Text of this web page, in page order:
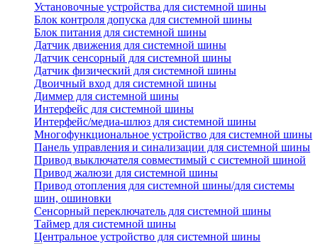
Установочные устройства для системной шины
Блок контроля допуска для системной шины
Блок питания для системной шины
Датчик движения для системной шины
Датчик сенсорный для системной шины
Датчик физический для системной шины
Двоичный вход для системной шины
Диммер для системной шины
Интерфейс для системной шины
Интерфейс/медиа-шлюз для системной шины
Многофункциональное устройство для системной шины
Панель управления и синализации для системной шины
Привод выключателя совместимый с системной шиной
Привод жалюзи для системной шины
Привод отопления для системной шины/для системы
шин, ошиновки
Сенсорный переключатель для системной шины
Таймер для системной шины
Центральное устройство для системной шины